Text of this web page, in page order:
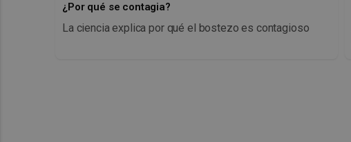
¿Por qué se contagia?
La ciencia explica por qué el bostezo es contagioso